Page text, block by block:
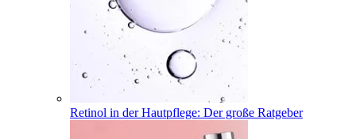
Retinol in der Hautpflege: Der große Ratgeber